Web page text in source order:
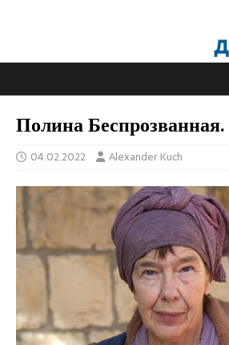
Полина
04.02.2022 Alexander Kuch